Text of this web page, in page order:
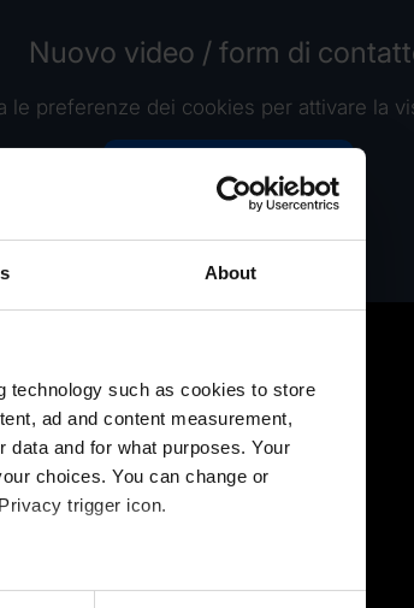
About
technology such as cookies to store
ad and content measurement,
data and for what purposes. Your
choices. You can change or
trigger icon.
within several meters
Nuovo video / form di
le preferenze dei cookies per attivare la
Attiva i cookies